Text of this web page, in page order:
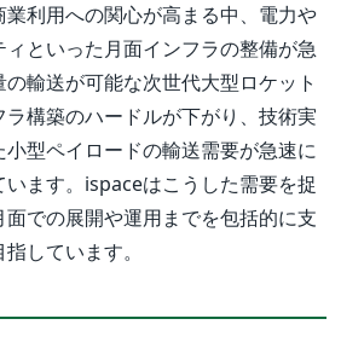
利用への関心が高まる中、電力や
といった月面インフラの整備が急
輸送が可能な次世代大型ロケット
構築のハードルが下がり、技術実
型ペイロードの輸送需要が急速に
ます。ispaceはこうした需要を捉
面での展開や運用までを包括的に支
しています。